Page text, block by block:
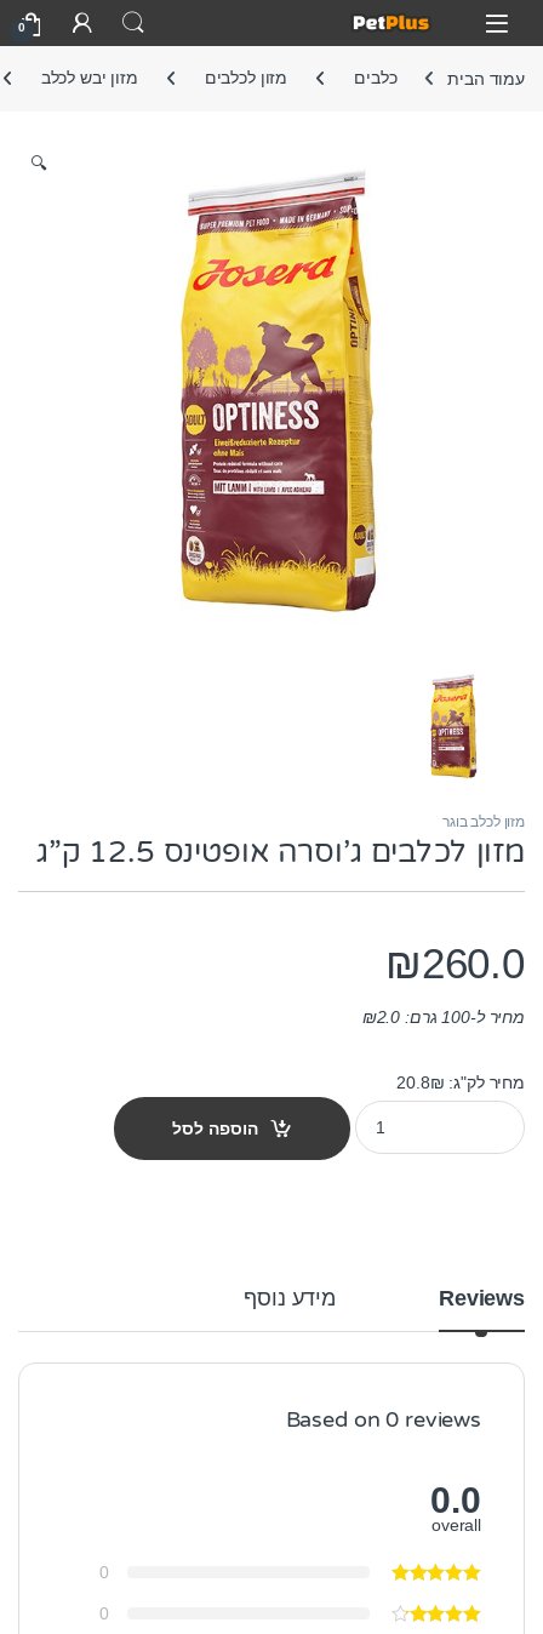
Skip to navigation
Skip to content
Open
0
עמוד הבית כלבים מזון לכלבים מזון יבש לכלב
🔍
מזון לכלב בוגר
מזון לכלבים ג’וסרה אופטינס 12.5 ק”ג
₪260.0
מחיר ל-100 גרם: ₪2.0
מחיר לק"ג: 20.8₪
מזון לכלבים ג'וסרה אופטינס 12.5 ק"ג quantity
הוספה לסל
Reviews מידע נוסף
Based on 0 reviews
0.0
overall
0
0